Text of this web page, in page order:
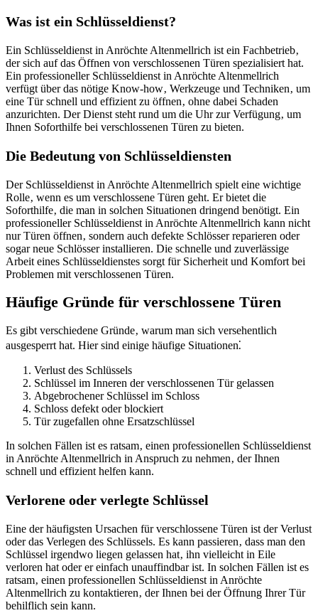
Was ist ein Schlüsseldienst?​
Ein Schlüsseldienst in Anröchte Altenmellrich ist ein Fachbetrieb‚
der sich auf das Öffnen von verschlossenen Türen spezialisiert hat.​
Ein professioneller Schlüsseldienst in Anröchte Altenmellrich
verfügt über das nötige Know-how‚ Werkzeuge und Techniken‚ um
eine Tür schnell und effizient zu öffnen‚ ohne dabei Schaden
anzurichten.​ Der Dienst steht rund um die Uhr zur Verfügung‚ um
Ihnen Soforthilfe bei verschlossenen Türen zu bieten.
Die Bedeutung von Schlüsseldiensten
Der Schlüsseldienst in Anröchte Altenmellrich spielt eine wichtige
Rolle‚ wenn es um verschlossene Türen geht.​ Er bietet die
Soforthilfe‚ die man in solchen Situationen dringend benötigt.​ Ein
professioneller Schlüsseldienst in Anröchte Altenmellrich kann nicht
nur Türen öffnen‚ sondern auch defekte Schlösser reparieren oder
sogar neue Schlösser installieren.​ Die schnelle und zuverlässige
Arbeit eines Schlüsseldienstes sorgt für Sicherheit und Komfort bei
Problemen mit verschlossenen Türen.​
Häufige Gründe für verschlossene Türen
Es gibt verschiedene Gründe‚ warum man sich versehentlich
ausgesperrt hat. Hier sind einige häufige Situationen⁚
Verlust des Schlüssels
Schlüssel im Inneren der verschlossenen Tür gelassen
Abgebrochener Schlüssel im Schloss
Schloss defekt oder blockiert
Tür zugefallen ohne Ersatzschlüssel
In solchen Fällen ist es ratsam‚ einen professionellen Schlüsseldienst
in Anröchte Altenmellrich in Anspruch zu nehmen‚ der Ihnen
schnell und effizient helfen kann.​
Verlorene oder verlegte Schlüssel
Eine der häufigsten Ursachen für verschlossene Türen ist der Verlust
oder das Verlegen des Schlüssels.​ Es kann passieren‚ dass man den
Schlüssel irgendwo liegen gelassen hat‚ ihn vielleicht in Eile
verloren hat oder er einfach unauffindbar ist.​ In solchen Fällen ist es
ratsam‚ einen professionellen Schlüsseldienst in Anröchte
Altenmellrich zu kontaktieren‚ der Ihnen bei der Öffnung Ihrer Tür
behilflich sein kann.​